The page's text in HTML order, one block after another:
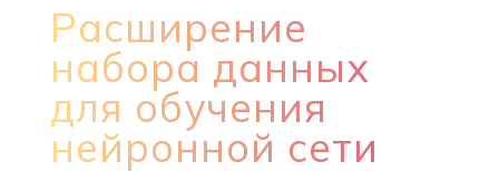
Расширение
набора данных
для обучения
нейронной сети